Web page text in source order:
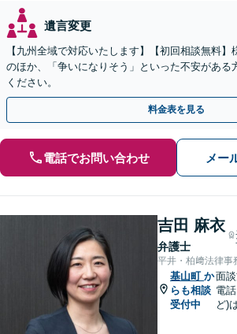
遺言変更
【九州全域で対応いたします】【初回相談無料
のほか、「争いになりそう」といった不安がある
ください。
料金表を見る
電話でお問い合わせ メー
吉田 麻衣
弁護士
平井・柏﨑法律事
基山町 か
らも相談
受付中
面
電
ど)